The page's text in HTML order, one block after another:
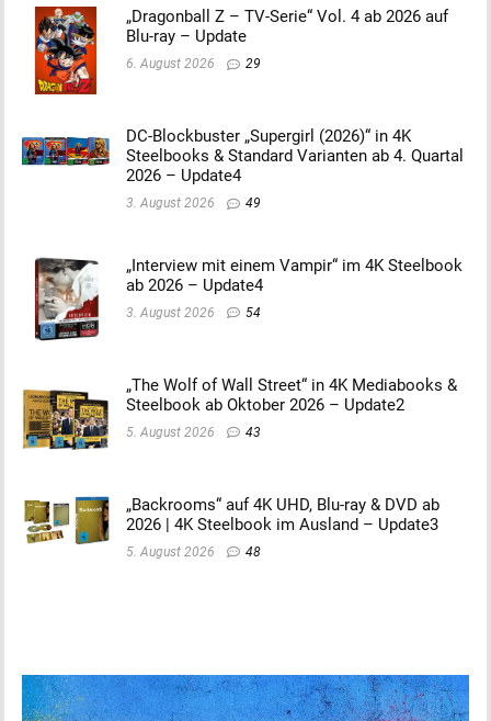
„Dragonball Z – TV-Serie“ Vol. 4 ab 2026 auf
Blu-ray – Update
6. August 2026 29
DC-Blockbuster „Supergirl (2026)“ in 4K
Steelbooks & Standard Varianten ab 4. Quartal
2026 – Update4
3. August 2026 49
„Interview mit einem Vampir“ im 4K Steelbook
ab 2026 – Update4
3. August 2026 54
„The Wolf of Wall Street“ in 4K Mediabooks &
Steelbook ab Oktober 2026 – Update2
5. August 2026 43
„Backrooms“ auf 4K UHD, Blu-ray & DVD ab
2026 | 4K Steelbook im Ausland – Update3
5. August 2026 48